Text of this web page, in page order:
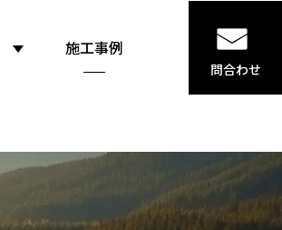
施工事例
問合わせ